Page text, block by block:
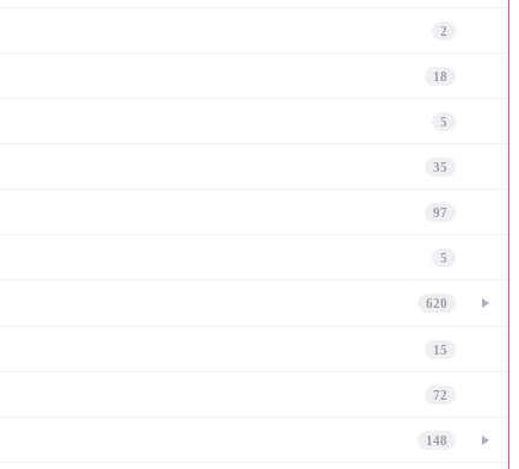
2
18
5
35
97
5
620
15
72
148